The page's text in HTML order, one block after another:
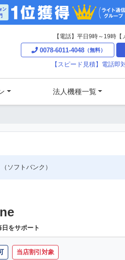
【電話】平日9時～19時
0078-6011-4048（無料）
【スピード見積】 電話即
法人機種一覧
ソフトバンク）
をサポート
当店割引対象